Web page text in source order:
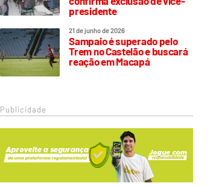
presidente
21 de junho de 2026
Sampaio é superado pelo
Trem no Castelão e buscará
reação em Macapá
Publicidade